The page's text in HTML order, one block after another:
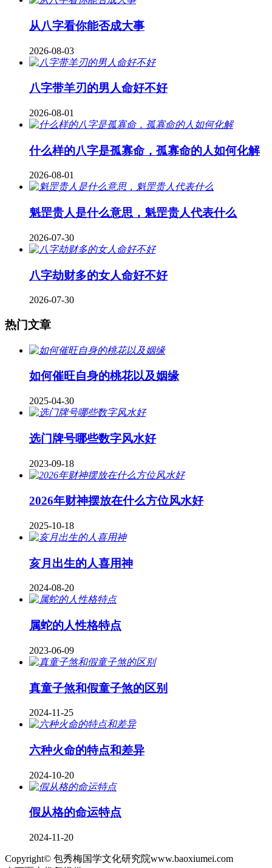
从八字看你能否成大事
2026-08-03
八字带羊刃的男人命好不好
2026-08-01
什么样的八字是孤寡命，孤寡命的人如何化解
2026-08-01
魁罡贵人是什么意思，魁罡贵人代表什么
2026-07-30
八字劫财多的女人命好不好
2026-07-30
热门文章
如何催旺自身的桃花以及姻缘
2025-04-30
​选门牌号哪些数字风水好
2023-09-18
2026年财神摆放在什么方位风水好
2025-10-18
亥月出生的人喜用神
2024-08-20
属蛇的人性格特点
2023-06-09
真童子煞和假童子煞的区别
2024-11-25
六种火命的特点和差异
2024-10-20
假从格的命运特点
2024-11-20
Copyright© 包秀梅国学文化研究院www.baoxiumei.com